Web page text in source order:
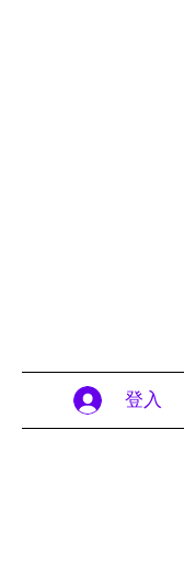
登入